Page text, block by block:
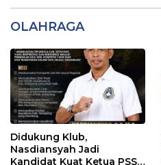
OLAHRAGA
Didukung Klub,
Nasdiansyah Jadi
Kandidat Kuat Ketua PSSI